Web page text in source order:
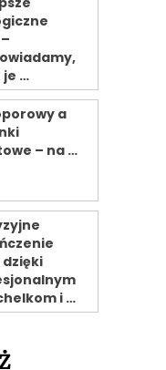
je …
a
– na …
i …